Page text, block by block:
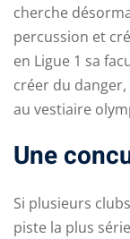
cherche
percussion et
en Ligue 1 sa
créer du
au vestiaire
Une
Si plusieurs
piste la plus